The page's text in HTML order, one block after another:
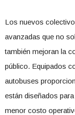
Los nuevos
avanzadas que no
también mejoran la
público. Equipados
autobuses
están diseñados
menor costo